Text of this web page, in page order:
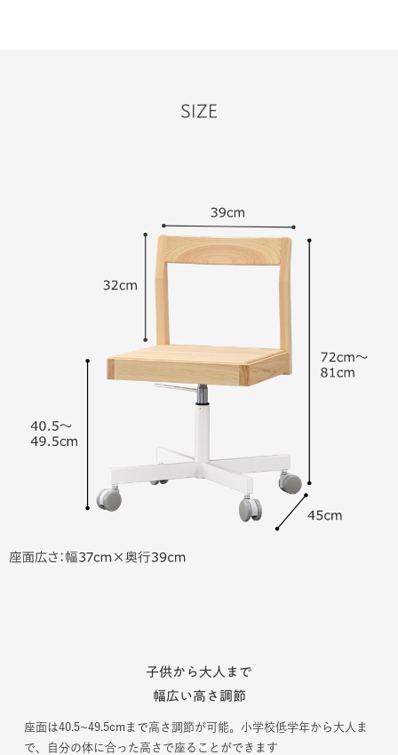
SIZE
子供から大人まで
幅広い高さ調節
座面は40.5~49.5cmまで高さ調節が可能。小学校低学年から大人ま
で、自分の体に合った高さで座ることができます